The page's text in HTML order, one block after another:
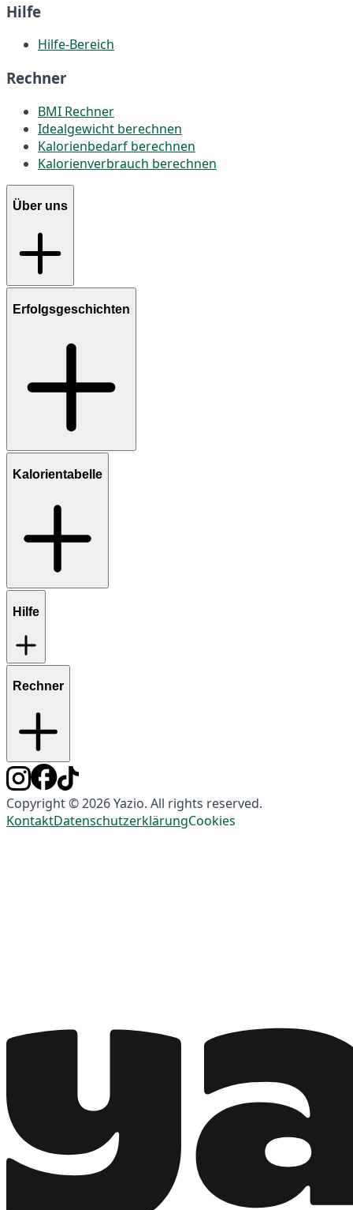
Hilfe
Hilfe-Bereich
Rechner
BMI Rechner
Idealgewicht berechnen
Kalorienbedarf berechnen
Kalorienverbrauch berechnen
Über uns
Erfolgsgeschichten
Kalorientabelle
Hilfe
Rechner
Copyright © 2026 Yazio. All rights reserved.
KontaktDatenschutzerklärungCookies